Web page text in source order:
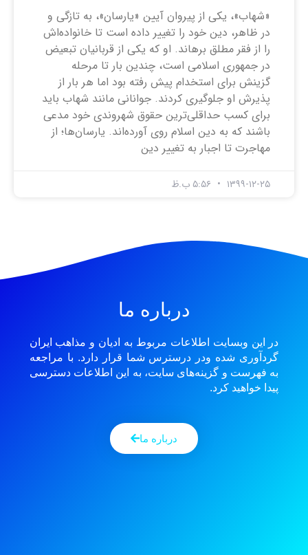
«شهاب»، یکی از پیروان آیین «یارسان»، به تازگی و
در ظاهر، دین خود را تغییر داده است تا خانواده‌اش
را از فقر مطلق برهاند. او که یکی از قربانیان تبعیض
در جمهوری اسلامی است، چندین بار تا مرحله
گزینش برای استخدام پیش رفته بود اما هر بار از
پذیرش او جلوگیری کردند. جوانانی مانند شهاب باید
برای کسب حداقلی‌ترین حقوق شهروندی‌ خود مدعی
باشند که به دین اسلام روی آورده‌اند. یارسان‌ها؛ از
مهاجرت تا اجبار به تغییر دین
۱۳۹۹-۱۲-۲۵
درباره ما
در این وبسایت اطلاعات مربوط به ادیان و مذاهب ایران
گردآوری شده ودر درسترس شما قرار دارد. با مراجعه
به فهرست و گزینه‌های سایت، به این اطلاعات دسترسی
پیدا خواهید کرد.
درباره ما